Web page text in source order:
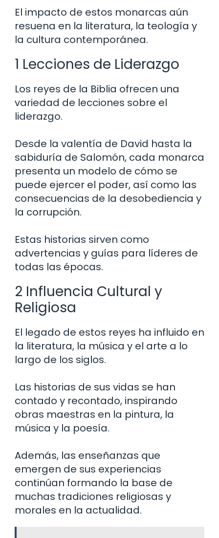
El impacto de estos monarcas aún
resuena en la literatura, la teología y
la cultura contemporánea.
1 Lecciones de Liderazgo
Los reyes de la Biblia ofrecen una
variedad de lecciones sobre el
liderazgo.
Desde la valentía de David hasta la
sabiduría de Salomón, cada monarca
presenta un modelo de cómo se
puede ejercer el poder, así como las
consecuencias de la desobediencia y
la corrupción.
Estas historias sirven como
advertencias y guías para líderes de
todas las épocas.
2 Influencia Cultural y
Religiosa
El legado de estos reyes ha influido en
la literatura, la música y el arte a lo
largo de los siglos.
Las historias de sus vidas se han
contado y recontado, inspirando
obras maestras en la pintura, la
música y la poesía.
Además, las enseñanzas que
emergen de sus experiencias
continúan formando la base de
muchas tradiciones religiosas y
morales en la actualidad.